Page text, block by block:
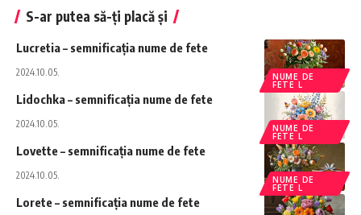
S-ar putea să-ți placă și
NUME DE
FETE L
Lucretia – semnificația nume de fete
2024.10.05.
NUME DE
FETE L
Lidochka – semnificația nume de fete
2024.10.05.
NUME DE
FETE L
Lovette – semnificația nume de fete
2024.10.05.
Lorete – semnificația nume de fete